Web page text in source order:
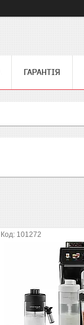
ГАРАНТІЯ
101272